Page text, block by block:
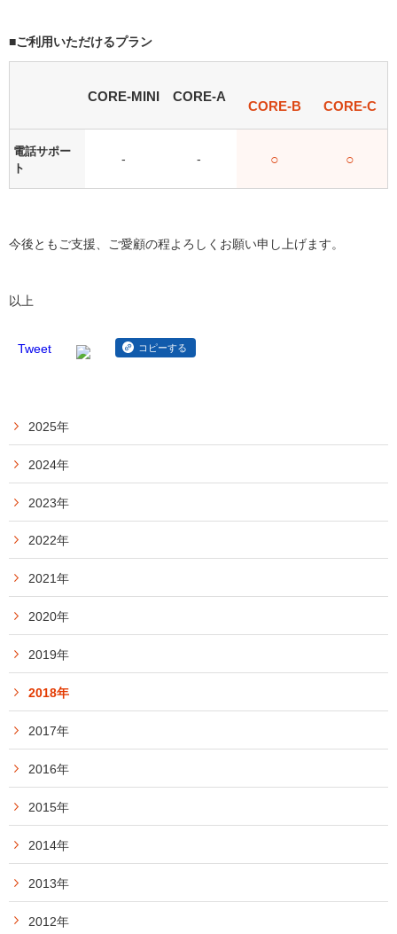
■ご利用いただけるプラン
CORE-MINI CORE-A
CORE-B CORE-C
電話サポー
ト
- - ○ ○
今後ともご支援、ご愛顧の程よろしくお願い申し上げます。
以上
Tweet コピーする
2025年
2024年
2023年
2022年
2021年
2020年
2019年
2018年
2017年
2016年
2015年
2014年
2013年
2012年